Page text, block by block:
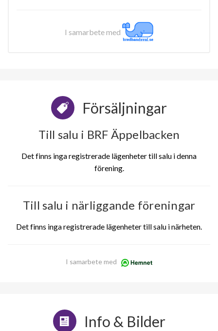
I samarbete med
Försäljningar
Till salu i BRF Äppelbacken
Det finns inga registrerade lägenheter till salu i denna
förening.
Till salu i närliggande föreningar
Det finns inga registrerade lägenheter till salu i närheten.
I samarbete med
Info & Bilder